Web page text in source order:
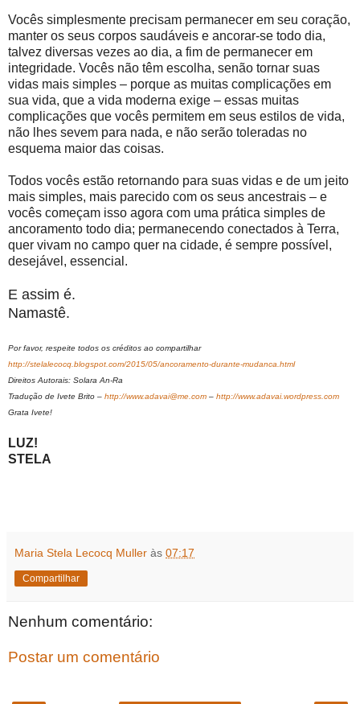
Vocês simplesmente precisam permanecer em seu coração,
manter os seus corpos saudáveis e ancorar-se todo dia,
talvez diversas vezes ao dia, a fim de permanecer em
integridade. Vocês não têm escolha, senão tornar suas
vidas mais simples – porque as muitas complicações em
sua vida, que a vida moderna exige – essas muitas
complicações que vocês permitem em seus estilos de vida,
não lhes sevem para nada, e não serão toleradas no
esquema maior das coisas.
Todos vocês estão retornando para suas vidas e de um jeito
mais simples, mais parecido com os seus ancestrais – e
vocês começam isso agora com uma prática simples de
ancoramento todo dia; permanecendo conectados à Terra,
quer vivam no campo quer na cidade, é sempre possível,
desejável, essencial.
E assim é.
Namastê.
Por favor, respeite todos os créditos ao compartilhar
http://stelalecocq.blogspot.com/2015/05/ancoramento-durante-mudanca.html
Direitos Autorais: Solara An-Ra
Tradução de Ivete Brito – http://www.adavai@me.com – http://www.adavai.wordpress.com
Grata Ivete!
LUZ!
STELA
Maria Stela Lecocq Muller às 07:17
Compartilhar
Nenhum comentário:
Postar um comentário